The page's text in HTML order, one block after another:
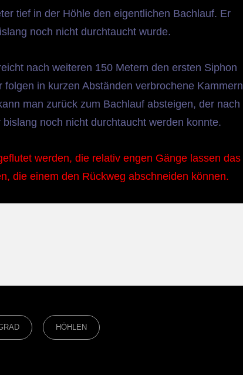
tief in der Höhle den eigentlichen Bachlauf. Er
noch nicht durchtaucht wurde.
nach weiteren 150 Metern den ersten Siphon
in kurzen Abständen verbrochene Kammern
man zurück zum Bachlauf absteigen, der nach
noch nicht durchtaucht werden konnte.
werden, die relativ engen Gänge lassen das
die einem den Rückweg abschneiden können.
HÖHLEN